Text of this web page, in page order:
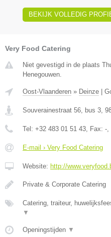
BEKIJK VOLLEDIG
Very Food Catering
Niet gevestigd in de plaats
Henegouwen.
Oost-Vlaanderen » Deinze
Souverainestraat 56, bus 3,
Tel: +32 483 01 51 43, Fax: -,
E-mail › Very Food Catering
Website: http://
Private & Corporate Catering
Catering, traiteur,
▼
Openingstijden ▼